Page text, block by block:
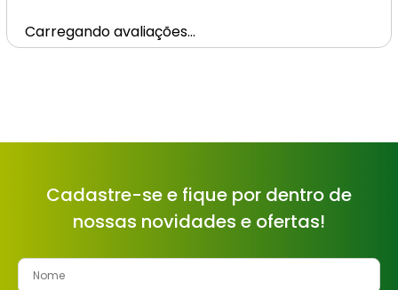
Carregando avaliações…
Cadastre-se e fique por dentro de
nossas novidades e ofertas!